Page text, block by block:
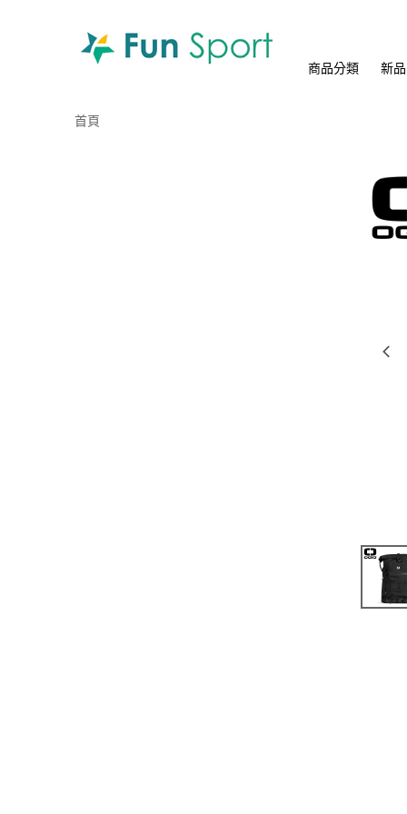
商品分類 新品
首頁